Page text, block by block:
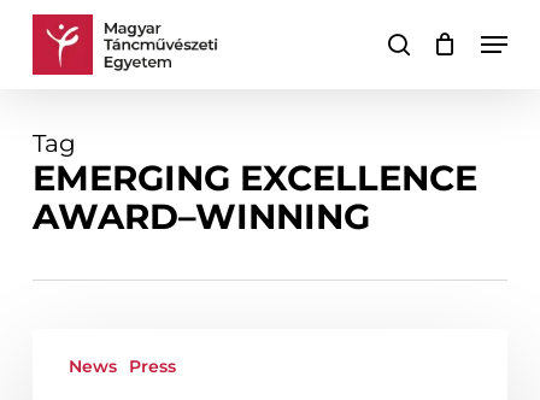
Skip
search
Cart Close
Tag
EMERGING EXCELLENCE
AWARD–WINNING
Consistency,
News Press